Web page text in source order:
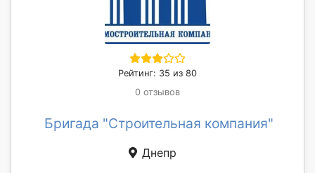
Рейтинг: 35 из 80
0 отзывов
Бригада "Строительная компания"
Днепр